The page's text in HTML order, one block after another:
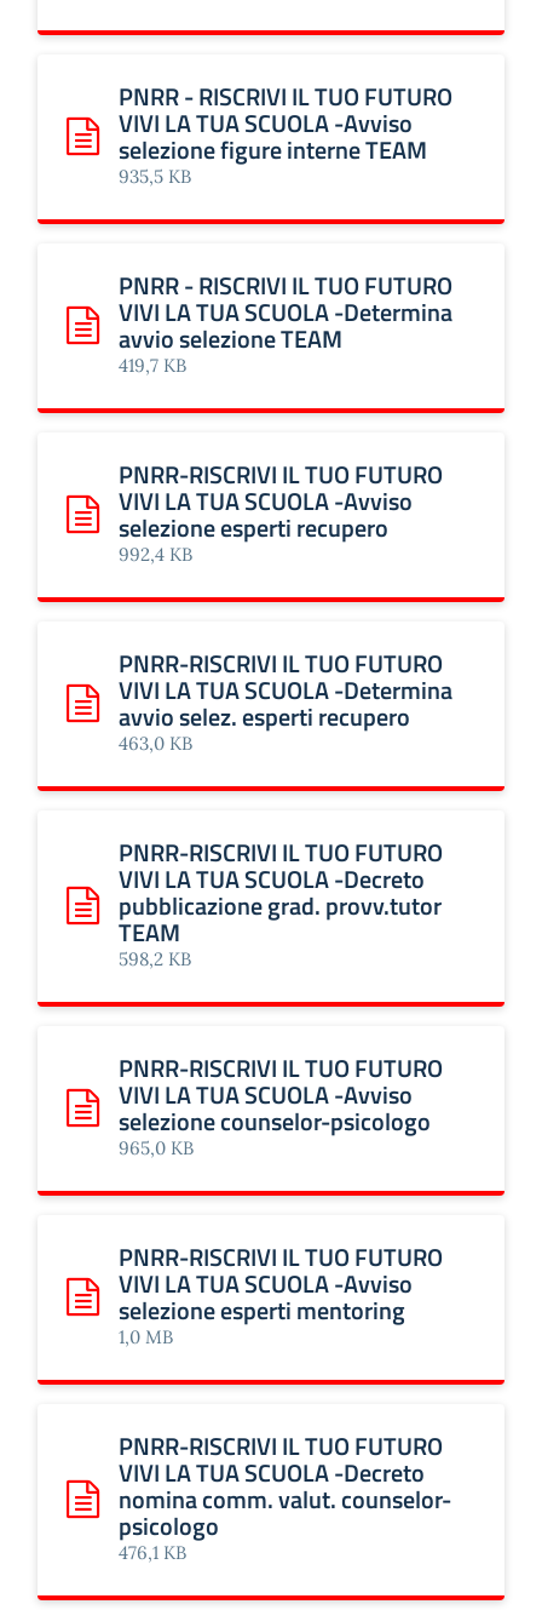
Scarica: PNRR - RISCRIVI IL TUO FUTURO VIVI LA TUA
PNRR - RISCRIVI IL TUO FUTURO
VIVI LA TUA SCUOLA -Avviso
selezione figure interne TEAM
935,5 KB
Scarica: PNRR - RISCRIVI IL TUO FUTURO VIVI LA TUA
PNRR - RISCRIVI IL TUO FUTURO
VIVI LA TUA SCUOLA -Determina
avvio selezione TEAM
419,7 KB
Scarica: PNRR-RISCRIVI IL TUO FUTURO VIVI LA TUA
PNRR-RISCRIVI IL TUO FUTURO
VIVI LA TUA SCUOLA -Avviso
selezione esperti recupero
992,4 KB
Scarica: PNRR-RISCRIVI IL TUO FUTURO VIVI LA TUA
PNRR-RISCRIVI IL TUO FUTURO
VIVI LA TUA SCUOLA -Determina
avvio selez. esperti recupero
463,0 KB
Scarica: PNRR-RISCRIVI IL TUO FUTURO VIVI LA TUA
PNRR-RISCRIVI IL TUO FUTURO
VIVI LA TUA SCUOLA -Decreto
pubblicazione grad. provv.tutor
TEAM
598,2 KB
Scarica: PNRR-RISCRIVI IL TUO FUTURO VIVI LA TUA
PNRR-RISCRIVI IL TUO FUTURO
VIVI LA TUA SCUOLA -Avviso
selezione counselor-psicologo
965,0 KB
Scarica: PNRR-RISCRIVI IL TUO FUTURO VIVI LA TUA
PNRR-RISCRIVI IL TUO FUTURO
VIVI LA TUA SCUOLA -Avviso
selezione esperti mentoring
1,0 MB
Scarica: PNRR-RISCRIVI IL TUO FUTURO VIVI LA TUA
PNRR-RISCRIVI IL TUO FUTURO
VIVI LA TUA SCUOLA -Decreto
nomina comm. valut. counselor-
psicologo
476,1 KB